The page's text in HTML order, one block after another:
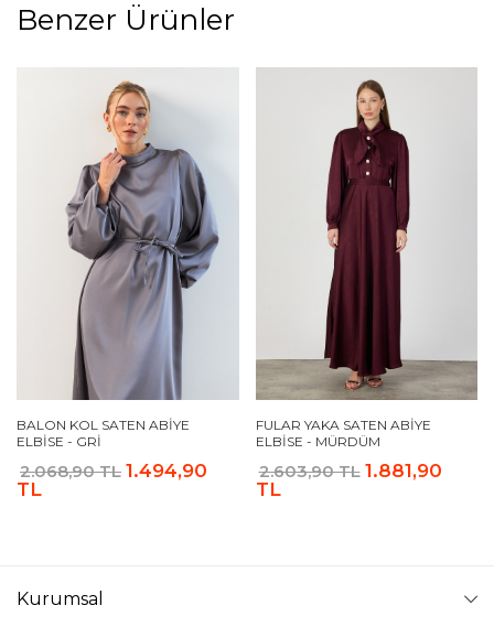
Benzer Ürünler
BALON KOL SATEN ABIYE
ELBISE - GRI
2.068,90 TL 1.494,90
TL
FULAR YAKA SATEN ABIYE
ELBISE - MÜRDÜM
2.603,90 TL 1.881,90
TL
Kurumsal